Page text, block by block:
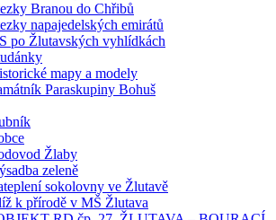
Branou do Chřibů
napajedelských emirátů
po Žlutavských vyhlídkách
mapy a modely
Paraskupiny Bohuš
Žlaby
zeleně
sokolovny ve Žlutavě
k přírodě v MŠ Žlutava